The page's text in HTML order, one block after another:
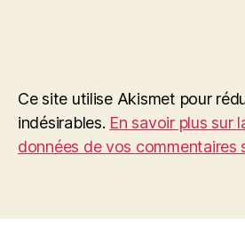
Ce site utilise Akismet pour
indésirables. En savoir plus sur
données de vos commentaires